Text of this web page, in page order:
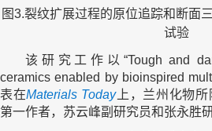
图3.裂纹扩展过程的原位追踪和断面
试验
该研究工作以“Tough and
ceramics enabled by bioinspired
表在Materials Today上，兰州化物
第一作者，苏云峰副研究员和张永胜